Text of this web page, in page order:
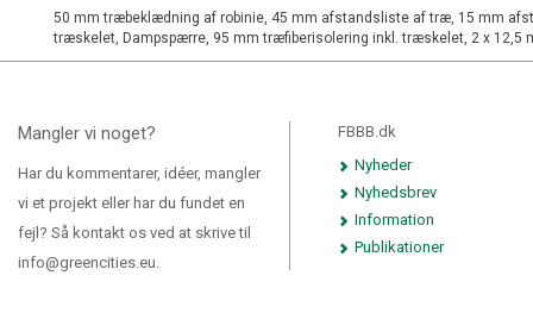
50 mm træbeklædning af robinie, 45 mm afstandsliste af træ, 15 mm
træskelet, Dampspærre, 95 mm træfiberisolering inkl. træskelet, 2 x 12,5
Mangler vi noget?
Har du kommentarer, idéer, mangler
vi et projekt eller har du fundet en
fejl? Så kontakt os ved at skrive til
info@greencities.eu.
FBBB.dk
Nyheder
Nyhedsbrev
Information
Publikationer